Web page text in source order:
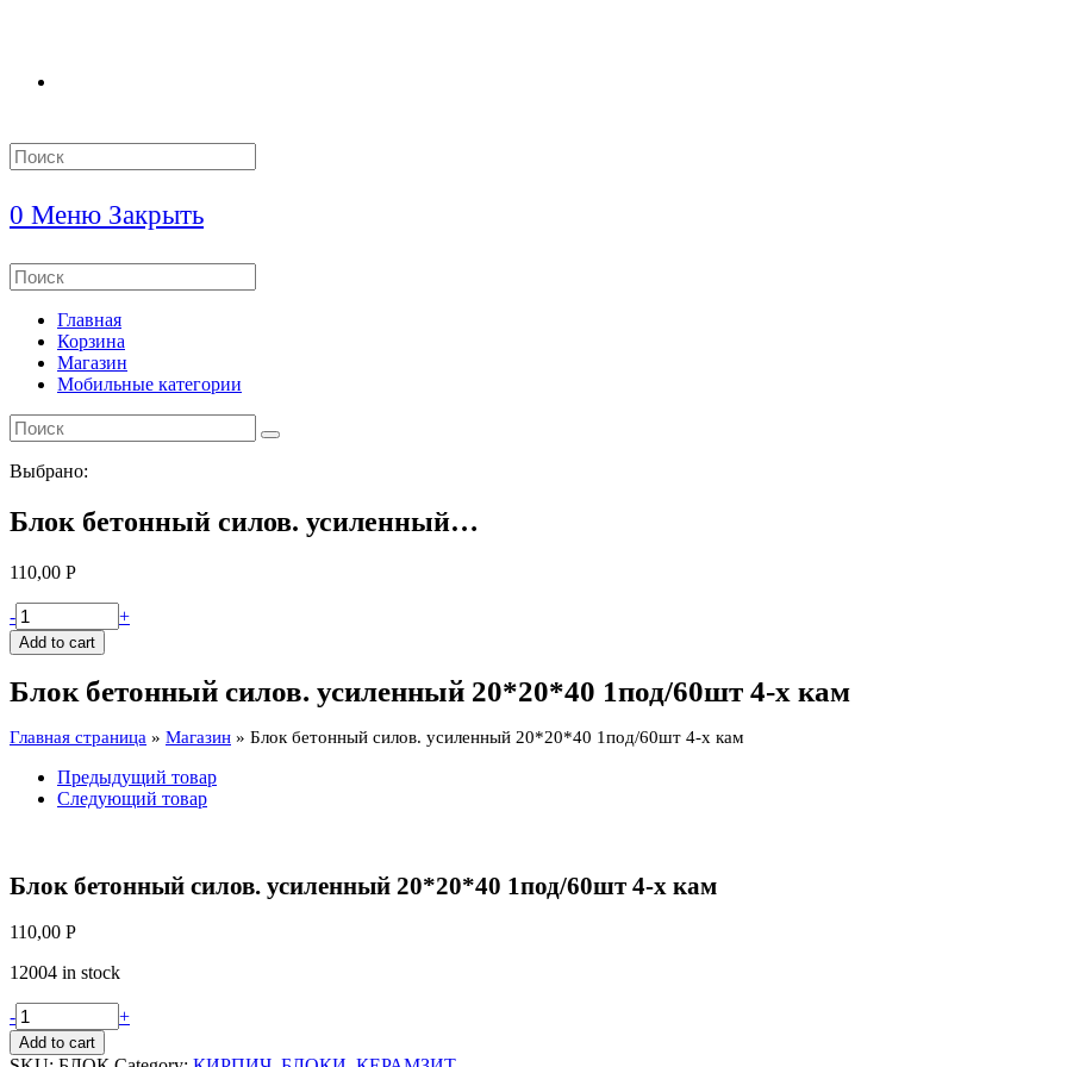
Search
this
0 Меню Закрыть
Search
this
websiteГлавная
Корзина
Магазин
Мобильные категории
Выбрано:
Блок бетонный силов. усиленный…
110,00 Р
Блок
бетонный
силов.
усиленный
20*20*40
4-
quantity
- +
Add to cart
Блок бетонный силов. усиленный 20*20*40 1под/60шт 4-х кам
Главная страница » Магазин » Блок бетонный силов. усиленный 20*20*40 1под/60шт 4-х кам
Предыдущий товар
Следующий товар
Блок бетонный силов. усиленный 20*20*40 1под/60шт 4-х кам
110,00 Р
12004 in stock
Блок
бетонный
силов.
- +
Add to cart